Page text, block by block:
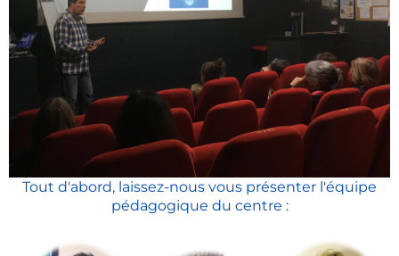
Tout d'abord, laissez-nous vous présenter l'équipe
pédagogique du centre :